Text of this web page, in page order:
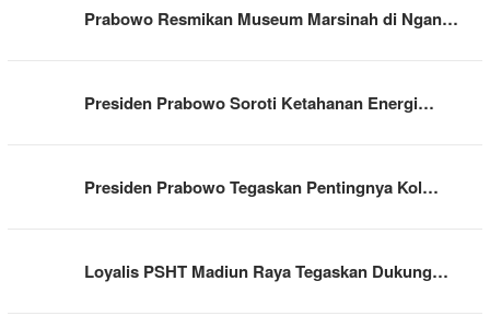
Prabowo Resmikan Museum Marsinah di Ngan…
Presiden Prabowo Soroti Ketahanan Energi…
Presiden Prabowo Tegaskan Pentingnya Kol…
Loyalis PSHT Madiun Raya Tegaskan Dukung…